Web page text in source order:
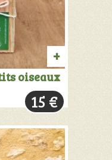
PANIER
oiseaux
15 €